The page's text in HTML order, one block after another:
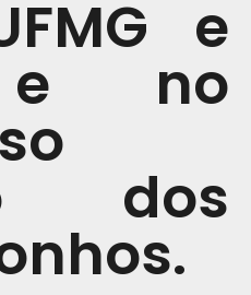
e
e no
dos